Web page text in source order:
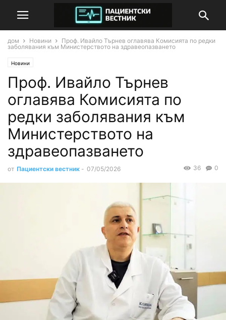
дом Новини
Проф. Ивайло Търнев оглавява Комисията по редки
заболявания към Министерството на здравеопазването
Новини
Проф. Ивайло Търнев
оглавява Комисията по
редки заболявания към
Министерството на
здравеопазването
от Пациентски вестник - 07/05/2026 0
36